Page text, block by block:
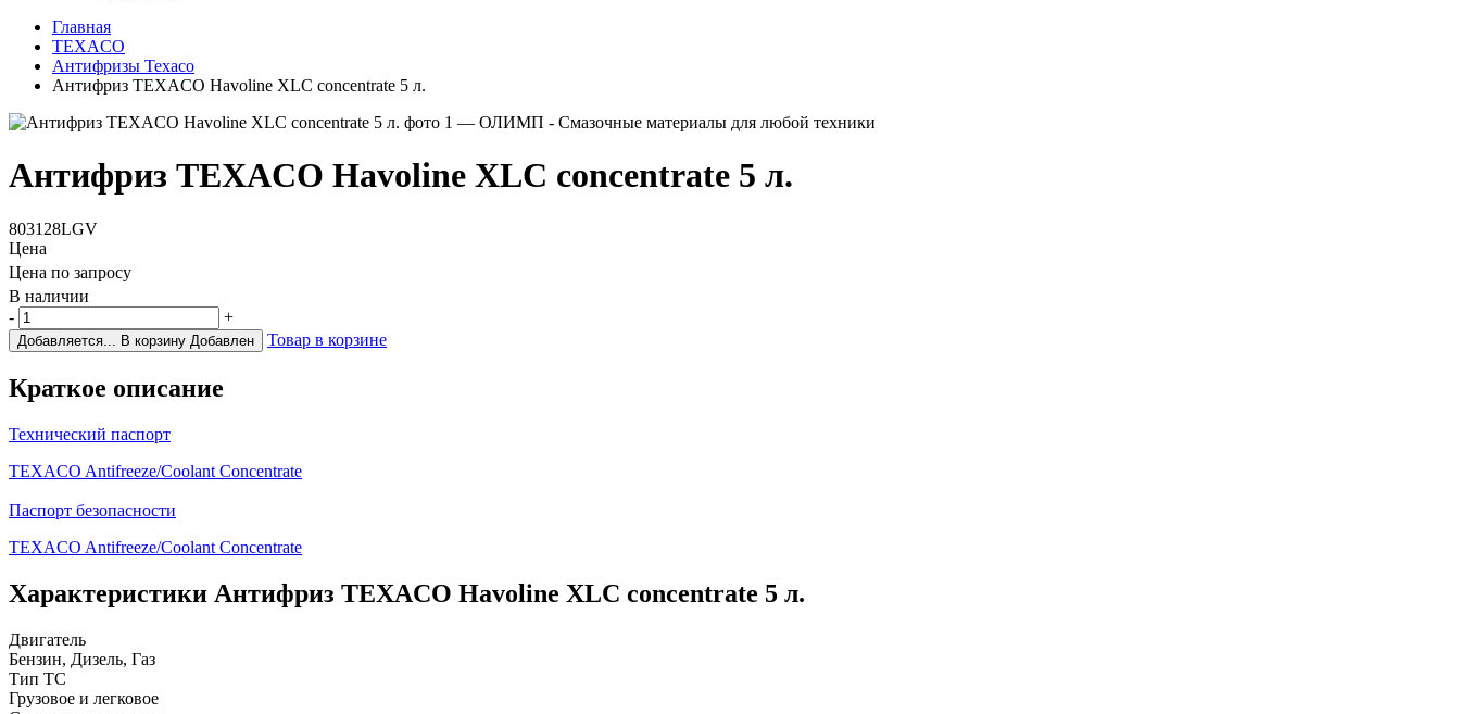
Главная
TEXACO
Антифризы Texaco
Антифриз TEXACO Havoline XLC concentrate 5 л.
Антифриз TEXACO Havoline XLC concentrate 5 л.
803128LGV
Цена
Цена по запросу
В наличии
-
+
Добавляется... В корзину Добавлен Товар в корзине
Краткое описание
Технический паспорт
TEXACO Antifreeze/Coolant Concentrate
Паспорт безопасности
TEXACO Antifreeze/Coolant Concentrate
Характеристики Антифриз TEXACO Havoline XLC concentrate 5 л.
Двигатель
Бензин, Дизель, Газ
Тип ТС
Грузовое и легковое